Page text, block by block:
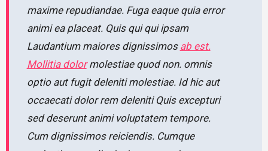
maxime repudiandae. Fuga eaque quia error
animi ea placeat. Quis qui qui ipsam
Laudantium maiores dignissimos ab est.
Mollitia dolormolestiae quod non. omnis
optio aut fugit deleniti molestiae. Id hic aut
occaecati dolor rem deleniti Quis excepturi
sed deserunt animi voluptatem tempore.
Cum dignissimos reiciendis. Cumque